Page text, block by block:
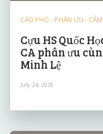
CÁO PHÓ - PHÂN ƯU -
Cựu HS Quốc
CA phân ưu
Minh Lệ
July 24, 2026